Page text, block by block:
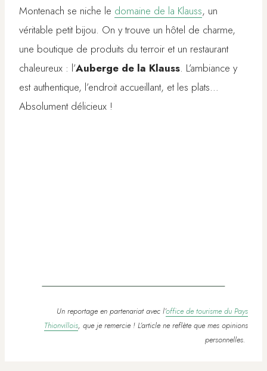
Montenach se niche le domaine de la Klauss, un
véritable petit bijou. On y trouve un hôtel de charme,
une boutique de produits du terroir et un restaurant
chaleureux : l’Auberge de la Klauss. L’ambiance y
est authentique, l’endroit accueillant, et les plats…
Absolument délicieux !
Un reportage en partenariat avec l’office de tourisme du Pays
Thionvillois, que je remercie ! L’article ne reflète que mes opinions
personnelles.